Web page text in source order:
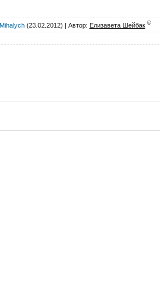
Mihalych (23.02.2012) | Автор: Елизавета Шейбак ©